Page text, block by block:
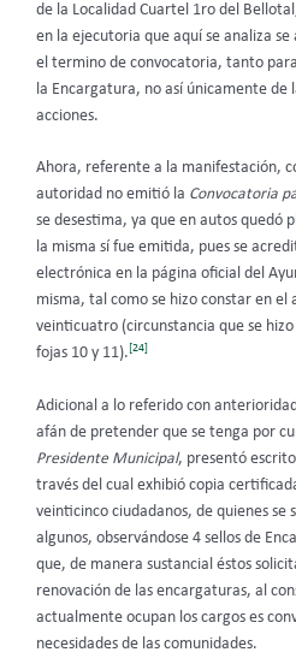
de la Localidad Cuartel 1ro del
en la ejecutoria que aquí se analiza
el termino de convocatoria, tanto
la Encargatura, no así únicamente de
acciones.
Ahora, referente a la manifestación,
autoridad no emitió la Convocatoria
se desestima, ya que en autos quedó
la misma sí fue emitida, pues se
electrónica en la página oficial del
misma, tal como se hizo constar en el
veinticuatro (circunstancia que se
fojas 10 y 11).[24]
Adicional a lo referido con
afán de pretender que se tenga por
Presidente Municipal, presentó
través del cual exhibió copia
veinticinco ciudadanos, de quienes se
algunos, observándose 4 sellos de
que, de manera sustancial éstos
renovación de las encargaturas, al
actualmente ocupan los cargos es
necesidades de las comunidades.